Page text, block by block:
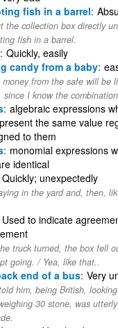
fish in a barrel
the collection box directly
fish in a barrel.
Quickly, easily
candy from a baby
money from the safe will be
since I know the
algebraic expressions
the same value
to them
monomial expressions
identical
Quickly; unexpectedly
in the yard and, then,
Used to indicate
truck turned, the box fell
going. / Yea, like that..
end of a bus Very
him, being British,
30 stone, was